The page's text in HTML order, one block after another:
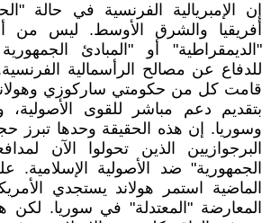
إن الإمبريالية الفرنسية في حالة
أفريقيا والشرق الأوسط. ليس من
"الديمقراطية" أو "المبادئ
للدفاع عن مصالح الرأسمالية
قامت كل من حكومتي ساركوزي
بتقديم دعم مباشر للقوى الأصولية،
وسوريا. إن هذه الحقيقة وحدها تبرز
البرجوازيين الذين تحولوا الآن
الجمهورية" ضد الأصولية الإسلامية.
الماضية استمر هولاند يستجدي
المعارضة "المعتدلة" في سوريا. لكن